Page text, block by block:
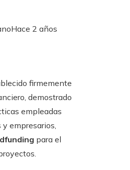
Hace 2 años
firmemente
demostrado
empleadas
empresarios,
para el